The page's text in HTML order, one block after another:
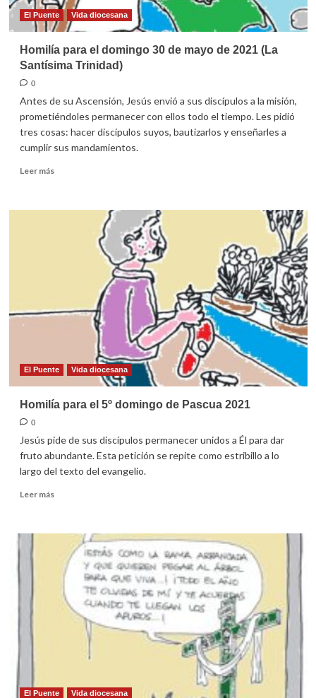
El Puente Vida diocesana
Homilía para el domingo 30 de mayo de 2021 (La
Santísima Trinidad)
0
Antes de su Ascensión, Jesús envió a sus discípulos a la misión,
prometiéndoles permanecer con ellos todo el tiempo. Les pidió
tres cosas: hacer discípulos suyos, bautizarlos y enseñarles a
cumplir sus mandamientos.
Leer másLeer
Homilía
2021
El Puente Vida diocesana
Homilía para el 5º domingo de Pascua 2021
0
Jesús pide de sus discípulos permanecer unidos a Él para dar
fruto abundante. Esta petición se repite como estribillo a lo
largo del texto del evangelio.
Leer másLeer
Homilía
domingo
Pascua
El Puente Vida diocesana